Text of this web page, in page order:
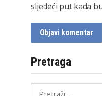
sljedeći put kada
Pretraga
Pretraži: